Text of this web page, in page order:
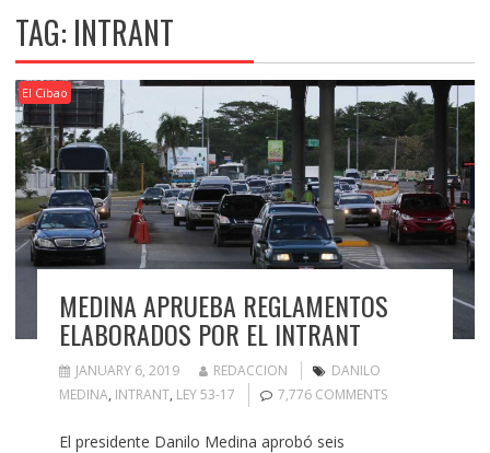
TAG: INTRANT
El Cibao
MEDINA APRUEBA REGLAMENTOS
ELABORADOS POR EL INTRANT
JANUARY 6, 2019 REDACCION
DANILO
MEDINA, INTRANT, LEY 53-17 7,776 COMMENTS
El presidente Danilo Medina aprobó seis